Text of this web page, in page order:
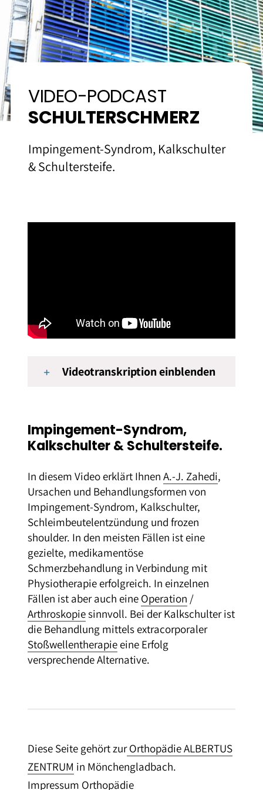
Kontakt und Anfahrt
VIDEO-PODCAST
SCHULTERSCHMERZ
Impingement-Syndrom, Kalkschulter
& Schultersteife.
Videotranskription einblenden
Impingement-Syndrom,
Kalkschulter & Schultersteife.
In diesem Video erklärt IhnenA.-J. Zahedi,
Ursachen und Behandlungsformen von
Impingement-Syndrom, Kalkschulter,
Schleimbeutelentzündung und frozen
shoulder. In den meisten Fällen ist eine
gezielte, medikamentöse
Schmerzbehandlung in Verbindung mit
Physiotherapie erfolgreich. In einzelnen
Fällen ist aber auch eine Operation /
Arthroskopiesinnvoll. Bei der Kalkschulter ist
die Behandlung mittels extracorporaler
Stoßwellentherapie eine Erfolg
versprechende Alternative.
Diese Seite gehört zurOrthopädie ALBERTUS
ZENTRUM in Mönchengladbach.
Impressum Orthopädie